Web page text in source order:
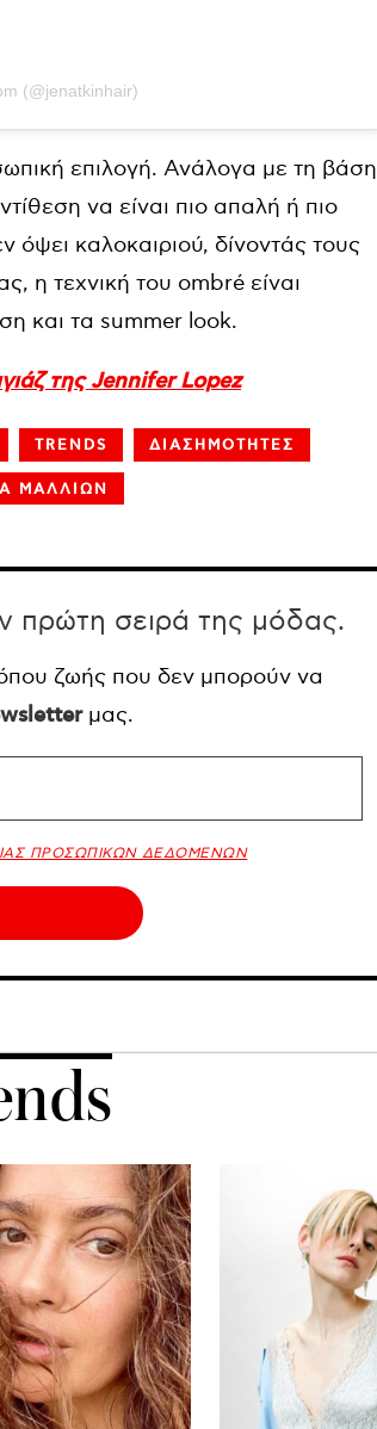
(@jenatkinhair)
επιλογή. Ανάλογα με τη βάση
να είναι πιο απαλή ή πιο
όψει καλοκαιριού, δίνοντάς τους
η τεχνική του ombré είναι
και τα summer look.
της Jennifer Lopez
TRENDS ΔΙΑΣΗΜΟΤΗΤΕΣ
ΜΑΛΛΙΩΝ
πρώτη σειρά της μόδας.
ζωής που δεν μπορούν να
μας.
ΠΡΟΣΩΠΙΚΩΝ ΔΕΔΟΜΕΝΩΝ